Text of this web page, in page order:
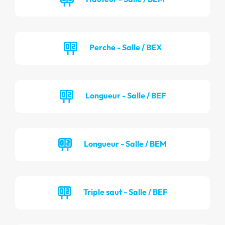
Perche - Salle / BEX
Longueur - Salle / BEF
Longueur - Salle / BEM
Triple saut - Salle / BEF